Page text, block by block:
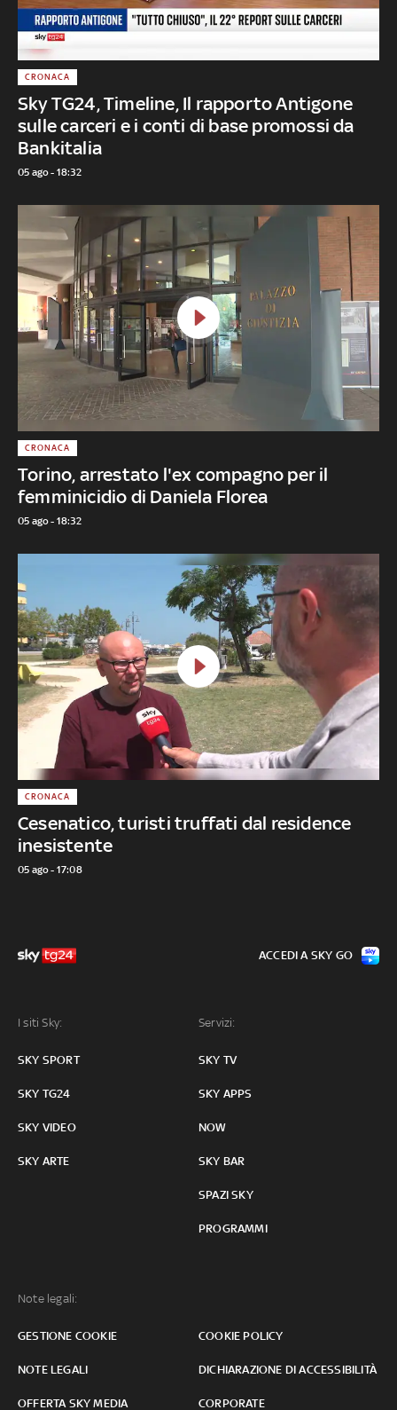
Sky TG24, Timeline, Il rapporto Antigone
sulle carceri e i conti di base promossi da
Bankitalia
CRONACA
05 ago - 18:32
Torino, arrestato l'ex compagno per il
femminicidio di Daniela Florea
CRONACA
05 ago - 18:32
Cesenatico, turisti truffati dal residence
inesistente
CRONACA
05 ago - 17:08
I siti Sky:
SKY SPORT
SKY TG24
SKY VIDEO
SKY ARTE
Servizi:
SKY TV
SKY APPS
NOW
SKY BAR
SPAZI SKY
PROGRAMMI
Note legali:
GESTIONE COOKIE COOKIE POLICY
NOTE LEGALI DICHIARAZIONE DI ACCESSIBILITÀ
OFFERTA SKY MEDIA CORPORATE
ACCEDI A SKY GO